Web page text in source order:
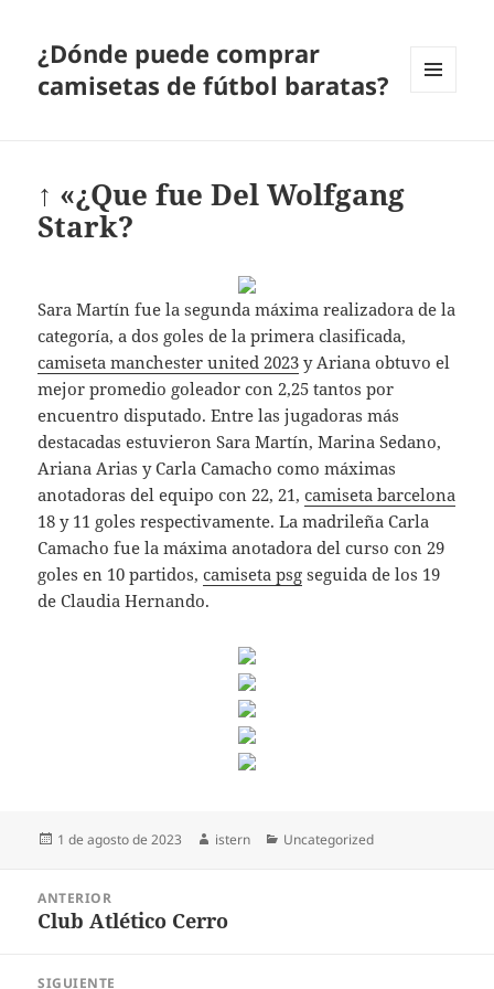
¿Dónde puede comprar
camisetas de fútbol baratas?
↑ «¿Que fue Del Wolfgang
Stark?
Sara Martín fue la segunda máxima realizadora de la
categoría, a dos goles de la primera clasificada,
camiseta manchester united 2023 y Ariana obtuvo el
mejor promedio goleador con 2,25 tantos por
encuentro disputado. Entre las jugadoras más
destacadas estuvieron Sara Martín, Marina Sedano,
Ariana Arias y Carla Camacho como máximas
anotadoras del equipo con 22, 21,camiseta barcelona
18 y 11 goles respectivamente. La madrileña Carla
Camacho fue la máxima anotadora del curso con 29
goles en 10 partidos,camiseta psg seguida de los 19
de Claudia Hernando.
Publicado
1 de agosto de 2023 Autor
istern Categorías
Uncategorized
entradas
ANTERIOR
Entrada
Club Atlético Cerro
SIGUIENTE